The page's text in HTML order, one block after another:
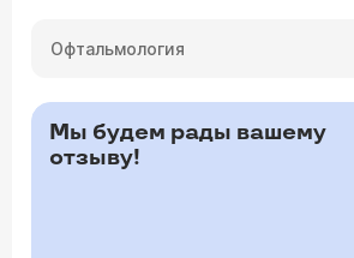
Офтальмология
Мы будем рады вашему
отзыву!